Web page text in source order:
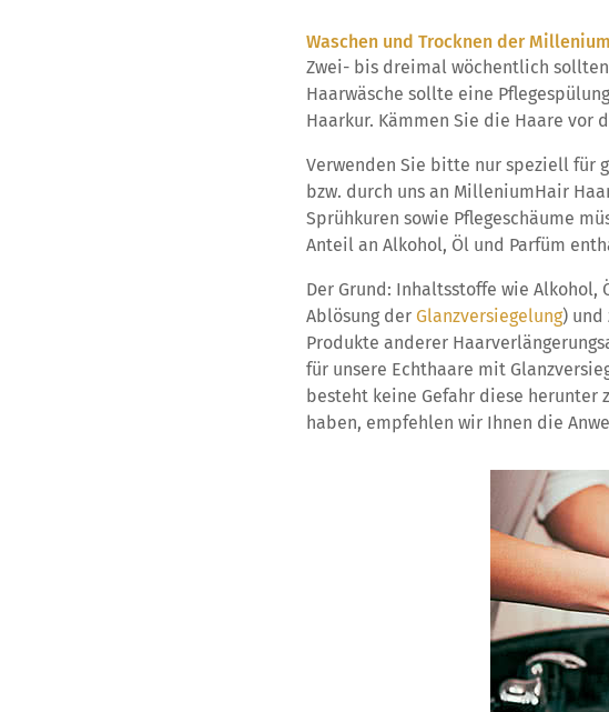
Waschen und Trocknen der
Zwei- bis dreimal wöchentlich
Haarwäsche sollte eine
Haarkur. Kämmen Sie die Haare vor
Verwenden Sie bitte nur speziell für
bzw. durch uns an MilleniumHair
Sprühkuren sowie Pflegeschäume
Anteil an Alkohol, Öl und Parfüm
Der Grund: Inhaltsstoffe wie Alkohol,
Ablösung der Glanzversiegelung) und
Produkte anderer
für unsere Echthaare mit
besteht keine Gefahr diese herunter
haben, empfehlen wir Ihnen die